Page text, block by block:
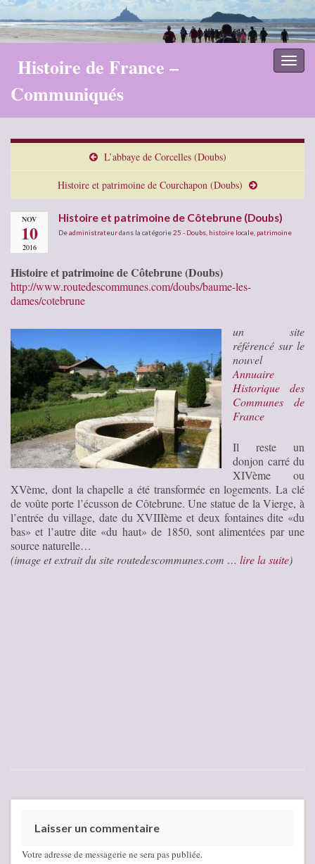
Histoire de France –
Communiqués
L’abbaye de Corcelles (Doubs)
Histoire et patrimoine de Courchapon (Doubs)
NOV
10
2016
Histoire et patrimoine de Côtebrune (Doubs)
Deadministrateurdans la catégorie25 - Doubs histoire locale patrimoine
Histoire et patrimoine de Côtebrune (Doubs)
http://www.routedescommunes.com/doubs/baume-les-
dames/cotebrune
un site
référencé sur le
nouvel
Annuaire
Historique des
Communes de
France
Il reste un
donjon carré du
XIVème ou
XVème, dont la chapelle a été transformée en logements. La clé
de voûte porte l’écusson de Côtebrune. Une statue de la Vierge, à
l’entrée du village, date du XVIIIème et deux fontaines dite «du
bas» et l’autre dite «du haut» de 1850, sont alimentées par une
source naturelle…
(image et extrait du site routedescommunes.com … lire la suite)
Laisser un commentaire
Votre adresse de messagerie ne sera pas publiée.